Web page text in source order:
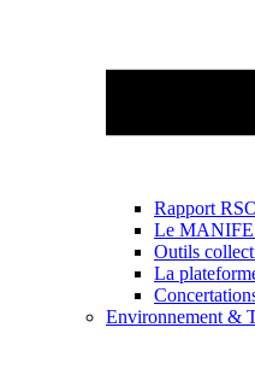
Rapport
Le
Outils
La
Environnement &